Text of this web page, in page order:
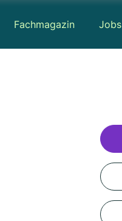
Fachmagazin Jobs